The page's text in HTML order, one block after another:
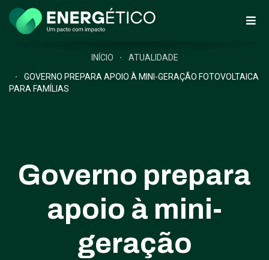
INÍCIO
ATUALIDADE
GOVERNO PREPARA APOIO À MINI-GERAÇÃO FOTOVOLTAICA
PARA FAMÍLIAS
Governo prepara
apoio à mini-
geração